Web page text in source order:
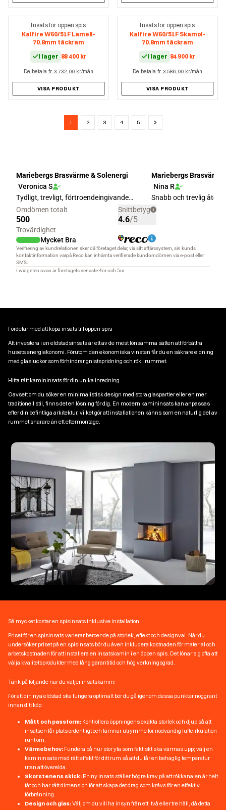
Insats för öppen spis
Kalfire W60/51F Lamell-
70.8mm täckram
I lager 88 400 kr
Delbetala fr. 3 732,00 kr/mån
VISA PRODUKT
Insats för öppen spis
Kalfire W60/51F Skamol-
70.8mm täckram
I lager 84 900 kr
Delbetala fr. 3 586,00 kr/mån
VISA PRODUKT
1 2 3 4 5
Fördelar med att köpa insats till öppen spis
Att investera i en eldstadsinsats är ett av de mest lönsamma sätten att förbättra
husets energiekonomi. Förutom den ekonomiska vinsten får du en säkrare eldning
med glasluckor som förhindrar gnistspridning och rök i rummet.
Hitta rätt kamininsats för din unika inredning
Oavsett om du söker en minimalistisk design med stora glaspartier eller en mer
traditionell stil, finns det en lösning för dig. En modern kamininsats kan anpassas
efter din befintliga arkitektur, vilket gör att installationen känns som en naturlig del av
rummet snarare än ett eftermontage.
Så mycket kostar en spisinsats inklusive installation
Priset för en spisinsats varierar beroende på storlek, effekt och designval. När du
undersöker priset på en spisinsats bör du även inkludera kostnaden för material och
arbetskostnaden för att installera en insatskamin i en öppen spis. Det lönar sig ofta att
välja kvalitetsprodukter med lång garantitid och hög verkningsgrad.
Tänk på följande när du väljer insatskamin:
För att din nya eldstad ska fungera optimalt bör du gå igenom dessa punkter noggrant
innan ditt köp:
Mått och passform: Kontrollera öppningens exakta storlek och djup så att
insatsen får plats ordentligt och lämnar utrymme för nödvändig luftcirkulation
runt om.
Värmebehov: Fundera på hur stor yta som faktiskt ska värmas upp; välj en
kamininsats med rätt effekt för ditt rum så att du får en behaglig temperatur
utan att överelda.
Skorstenens skick: En ny insats ställer högre krav på att rökkanalen är helt
tät och har rätt dimension för att skapa det drag som krävs för en effektiv
förbränning.
Design och glas:Välj om du vill ha insyn från ett, två eller tre håll, då detta